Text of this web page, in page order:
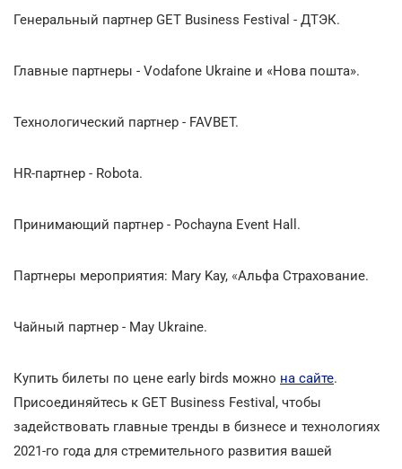
Генеральный партнер GET Business Festival - ДТЭК.
Главные партнеры - Vodafone Ukraine и «Нова пошта».
Технологический партнер - FAVBET.
HR-партнер - Robota.
Принимающий партнер - Pochayna Event Hall.
Партнеры мероприятия: Mary Kay, «Альфа Страхование.
Чайный партнер - May Ukraine.
Купить билеты по цене early birds можно на сайте.
Присоединяйтесь к GET Business Festival, чтобы
задействовать главные тренды в бизнесе и технологиях
2021-го года для стремительного развития вашей